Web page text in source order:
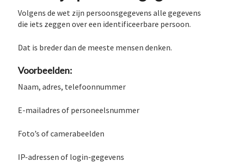
Volgens de wet zijn persoonsgegevens alle gegevens
die iets zeggen over een identificeerbare persoon.
Dat is breder dan de meeste mensen denken.
Voorbeelden:
Naam, adres, telefoonnummer
E-mailadres of personeelsnummer
Foto’s of camerabeelden
IP-adressen of login-gegevens